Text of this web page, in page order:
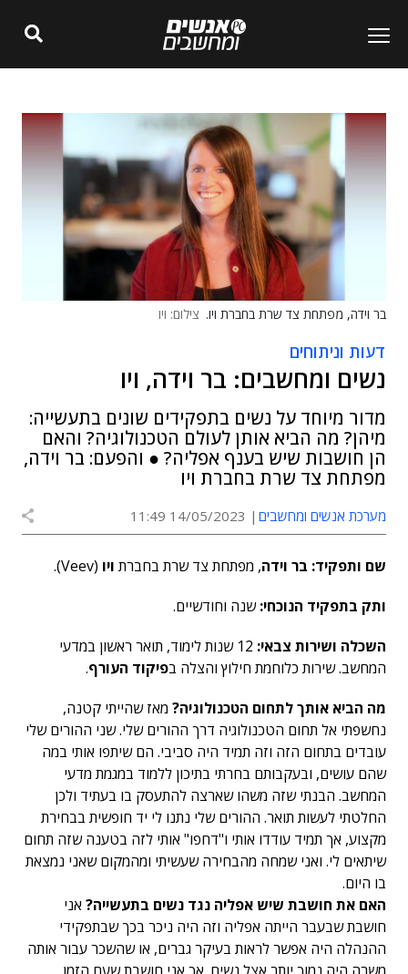
בר וידה, מפתחת צד שרת בחברת ויו. צילום: ויו
דעות וניתוחים
נשים ומחשבים: בר וידה, ויו
מדור מיוחד על נשים בתפקידים שונים בתעשייה:
מיהן? מה הביא אותן לעולם הטכנולוגיה? והאם
הן חושבות שיש בענף אפליה? ● והפעם: בר וידה,
מפתחת צד שרת בחברת ויו
מערכת אנשים ומחשבים 14/05/2023 11:49
שם ותפקיד: בר וידה, מפתחת צד שרת בחברת ויו (Veev).
ותק בתפקיד הנוכחי:שנה וחודשיים.
השכלה ושירות צבאי:
12 שנות לימוד, תואר ראשון במדעי
המחשב. שירות כלוחמת חילוץ והצלה בפיקוד העורף.
מה הביא אותך לתחום הטכנולוגיה? מאז שהייתי קטנה,
נחשפתי אל תחום הטכנולוגיה דרך ההורים שלי. שני ההורים שלי
עובדים בתחום הזה וזה תמיד היה סביבי. הם שיתפו אותי במה
שהם עושים, ובעקבותם בחרתי בתיכון ללמוד במגמת מדעי
המחשב. הבנתי שזה משהו שארצה להתעסק בו בעתיד ולכן
החלטתי לעשות תואר. ההורים שלי נתנו לי יד חופשית בבחירת
מקצוע, אך תמיד עודדו אותי ו"דחפו" אותי לזה בטענה שזה תחום
שיתאים לי. ואני שמחה מהבחירה שעשיתי ומהמקום שאני נמצאת
בו היום.
האם את חושבת שיש אפליה נגד נשים בתעשייה? אני
חושבת שבעבר הייתה אפליה וזה היה ניכר בכך שבתפקידי
ההנהלה היה אפשר לראות בעיקר גברים, או שהשכר עבור אותה